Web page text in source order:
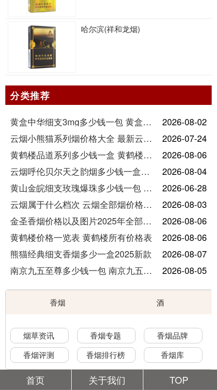
哈尔滨(祥和龙烟)
分类推荐
黄盒中华细支3mg多少钱一包 黄盒中华细支3mg香烟价格查询
2026-08-02
云烟小熊猫系列烟价格大全 最新云烟小熊猫图片报价
2026-07-24
黄鹤楼品道系列多少钱一盒 黄鹤楼品道系列香烟价格表图片
2026-08-06
云烟呼伦贝尔天之韵烟多少钱一盒中支价格
2026-08-04
黄山金皖细支玫瑰爆珠多少钱一包 黄山金皖细支玫瑰爆珠2025最新价格
2026-06-28
云烟属于什么档次 云烟全部烟价格表大全
2026-08-03
金圣香烟价格以及图片2025年全部价格
2026-08-06
黄鹤楼价格一览表 黄鹤楼所有价格表
2026-08-06
熊猫经典细支香烟多少一盒2025新款
2026-08-07
南京九五至尊多少钱一包 南京九五至尊价格及图片
2026-08-05
香烟 酒
烟草资讯 香烟专题
香烟品牌
香烟评测
香烟排行榜 香烟库
首页 关于我们 TOP